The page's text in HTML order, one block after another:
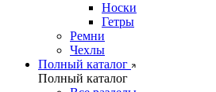
Носки
Гетры
Ремни
Чехлы
Полный каталог
Полный каталог